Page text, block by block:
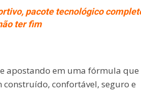
pacote tecnológico
ter fim
apostando em uma fórmula que
confortável, seguro e